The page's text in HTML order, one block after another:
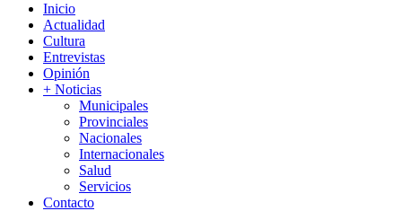
Inicio
Actualidad
Cultura
Entrevistas
Opinión
+ Noticias
Municipales
Provinciales
Nacionales
Internacionales
Salud
Servicios
Contacto